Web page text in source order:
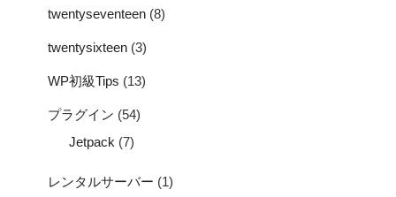
twentyseventeen (8)
twentysixteen (3)
WP初級Tips (13)
プラグイン (54)
Jetpack (7)
レンタルサーバー (1)